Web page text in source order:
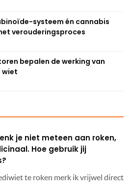
systeem én cannabis
verouderingsproces
bepalen de werking van
wiet
je niet meteen aan roken,
Hoe gebruik jij
te roken merk ik vrijwel direct